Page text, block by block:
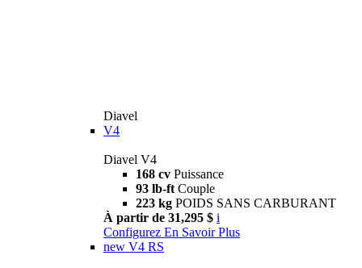
Diavel
V4
Diavel V4
168 cv Puissance
93 lb-ft Couple
223 kg POIDS SANS CARBURANT
À partir de 31,295 $ i
Configurez En Savoir Plus
new V4 RS